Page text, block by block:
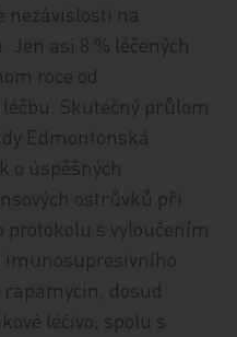
nezávislosti na
asi 8 % léčených
roce od
Skutečný průlom
Edmontonská
o úspěšných
ostrůvků při
s vyloučením
imunosupresivního
dosud
léčivo, spolu s